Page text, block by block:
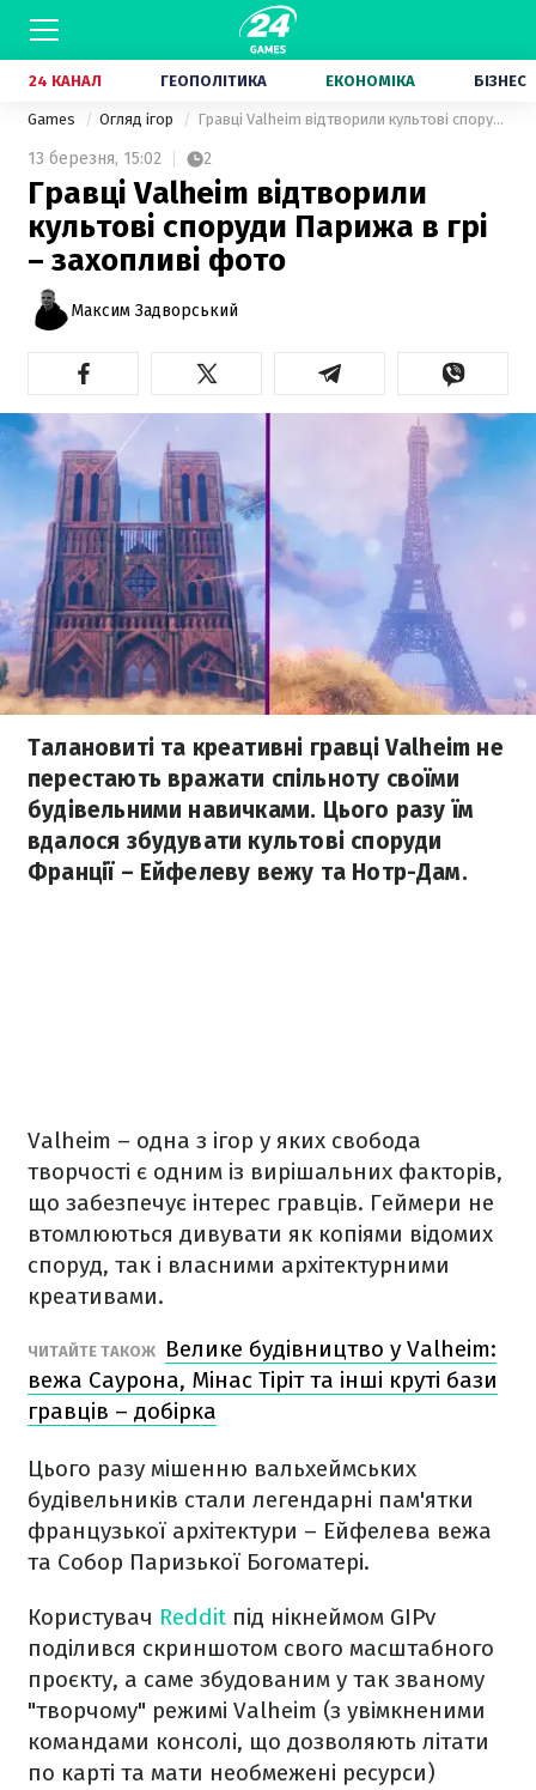
24 КАНАЛ ГЕОПОЛІТИКА ЕКОНОМІКА БІЗНЕС
Games Огляд ігор Гравці Valheim відтворили культові споруди Парижа в грі – захопливі фото
13 березня, 15:02 2
Гравці Valheim відтворили
культові споруди Парижа в грі
– захопливі фото
Максим Задворський
Талановиті та креативні гравці Valheim не
перестають вражати спільноту своїми
будівельними навичками. Цього разу їм
вдалося збудувати культові споруди
Франції – Ейфелеву вежу та Нотр-Дам.
Valheim – одна з ігор у яких свобода
творчості є одним із вирішальних факторів,
що забезпечує інтерес гравців. Геймери не
втомлюються дивувати як копіями відомих
споруд, так і власними архітектурними
креативами.
ЧИТАЙТЕ ТАКОЖ
Велике будівництво у Valheim:
вежа Саурона, Мінас Тіріт та інші круті бази
гравців – добірка
Цього разу мішенню вальхеймських
будівельників стали легендарні пам'ятки
французької архітектури – Ейфелева вежа
та Собор Паризької Богоматері.
Користувач Reddit під нікнеймом GIPv
поділився скриншотом свого масштабного
проєкту, а саме збудованим у так званому
"творчому" режимі Valheim (з увімкненими
командами консолі, що дозволяють літати
по карті та мати необмежені ресурси)